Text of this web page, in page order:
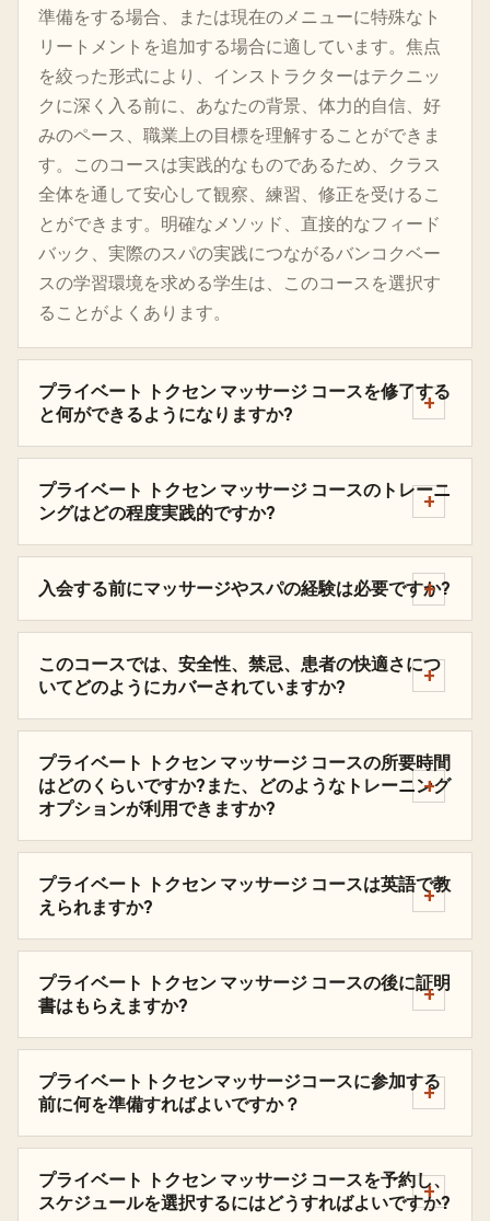
準備をする場合、または現在のメニューに特殊なト
リートメントを追加する場合に適しています。焦点
を絞った形式により、インストラクターはテクニッ
クに深く入る前に、あなたの背景、体力的自信、好
みのペース、職業上の目標を理解することができま
す。このコースは実践的なものであるため、クラス
全体を通して安心して観察、練習、修正を受けるこ
とができます。明確なメソッド、直接的なフィード
バック、実際のスパの実践につながるバンコクベー
スの学習環境を求める学生は、このコースを選択す
ることがよくあります。
プライベート トクセン マッサージ コースを修了する
と何ができるようになりますか?
プライベート トクセン マッサージ コースのトレーニ
ングはどの程度実践的ですか?
入会する前にマッサージやスパの経験は必要ですか?
このコースでは、安全性、禁忌、患者の快適さにつ
いてどのようにカバーされていますか?
プライベート トクセン マッサージ コースの所要時間
はどのくらいですか?また、どのようなトレーニング
オプションが利用できますか?
プライベート トクセン マッサージ コースは英語で教
えられますか?
プライベート トクセン マッサージ コースの後に証明
書はもらえますか?
プライベートトクセンマッサージコースに参加する
前に何を準備すればよいですか？
プライベート トクセン マッサージ コースを予約し、
スケジュールを選択するにはどうすればよいですか?